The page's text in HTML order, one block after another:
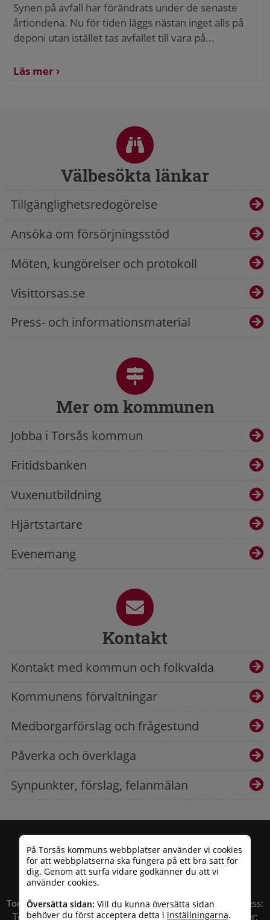
Synen på avfall har förändrats under de senaste
årtiondena. Nu för tiden läggs nästan inget alls på
deponi utan istället tas avfallet till vara på...
Läs mer
På Torsås kommuns webbplatser använder vi cookies
för att webbplatserna ska fungera på ett bra sätt för
dig. Genom att surfa vidare godkänner du att vi
använder cookies.
Översätta sidan: Vill du kunna översätta sidan
behöver du först acceptera detta i inställningarna.
Välbesökta länkar
Tillgänglighetsredogörelse
Ansöka om försörjningsstöd
Möten, kungörelser och protokoll
Visittorsas.se
Press- och informationsmaterial
Mer om kommunen
Jobba i Torsås kommun
Fritidsbanken
Vuxenutbildning
Hjärtstartare
Evenemang
Kontakt
Kontakt med kommun och folkvalda
Kommunens förvaltningar
Medborgarförslag och frågestund
Påverka och överklaga
Synpunkter, förslag, felanmälan
Torsås kommun| Besöksadress: Allfargatan 26 | Postadress:
Torsås kommun, Box 503, 385 25 Torsås Telefonnummer: